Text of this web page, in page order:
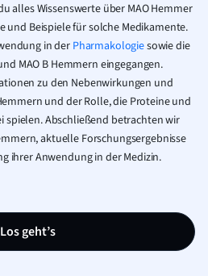
alles Wissenswerte über MAO Hemmer
und Beispiele für solche Medikamente.
in der Pharmakologiesowie die
MAO B Hemmern eingegangen.
zu den Nebenwirkungen und
und der Rolle, die Proteine und
Abschließend betrachten wir
aktuelle Forschungsergebnisse
ihrer Anwendung in der Medizin.
Los geht’s